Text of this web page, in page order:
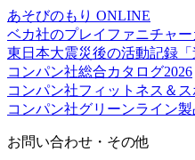
あそびのもり ONLINE
ベカ社のプレイファニチャ
東日本大震災後の活動記録「
コンパン社総合カタログ2026
コンパン社フィットネス＆
コンパン社グリーンライン
お問い合わせ・その他